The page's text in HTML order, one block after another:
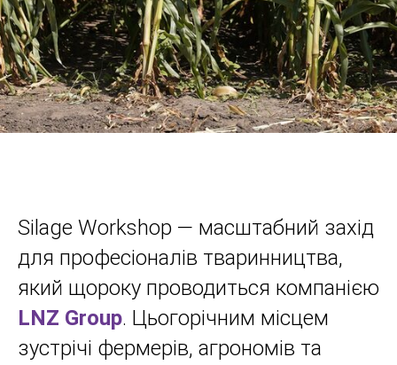
Silage Workshop — масштабний захід
для професіоналів тваринництва,
який щороку проводиться компанією
LNZ Group. Цьогорічним місцем
зустрічі фермерів, агрономів та